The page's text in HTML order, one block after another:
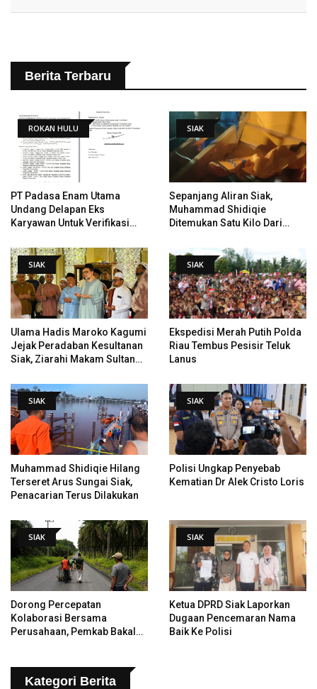
Berita Terbaru
ROKAN HULU
PT Padasa Enam Utama
Undang Delapan Eks
Karyawan Untuk Verifikasi
PHI
SIAK
Sepanjang Aliran Siak,
Muhammad Shidiqie
Ditemukan Satu Kilo Dari
SIAK
Ulama Hadis Maroko Kagumi
Jejak Peradaban Kesultanan
Siak, Ziarahi Makam Sultan
SIAK
Ekspedisi Merah Putih Polda
Riau Tembus Pesisir Teluk
Lanus
SIAK
Muhammad Shidiqie Hilang
Terseret Arus Sungai Siak,
Penacarian Terus Dilakukan
SIAK
Polisi Ungkap Penyebab
Kematian Dr Alek Cristo Loris
SIAK
Dorong Percepatan
Kolaborasi Bersama
Perusahaan, Pemkab Bakal
SIAK
Ketua DPRD Siak Laporkan
Dugaan Pencemaran Nama
Baik Ke Polisi
Kategori Berita